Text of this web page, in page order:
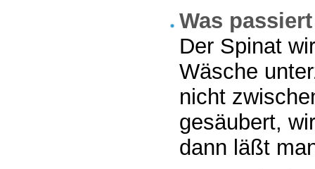
Was
Der Spinat
Wäsche
nicht
gesäubert,
dann läßt